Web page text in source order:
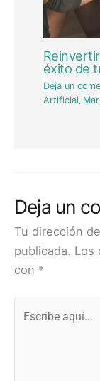
éxito de
Deja un
Artificial,
Deja un
Tu dirección
publicada. Los
con *